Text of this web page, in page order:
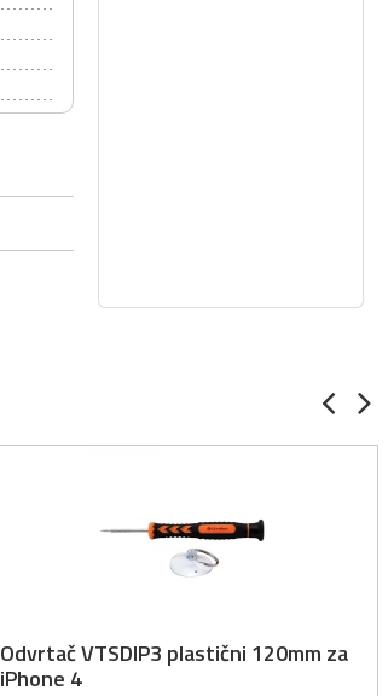
Odvrtač VTSDIP3 plastični 120mm za
iPhone 4